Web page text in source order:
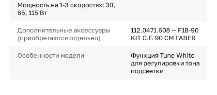
Мощность на 1-3 скоростях: 30,
65, 115 Вт
Дополнительные аксессуары
(приобретаются отдельно)
112.0471.608 — F18-90
KIT C.F. 90 CM FABER
Особенности модели
Функция Tune White
для регулировки тона
подсветки